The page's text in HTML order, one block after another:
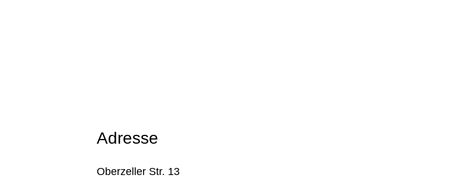
Adresse
Oberzeller Str. 13